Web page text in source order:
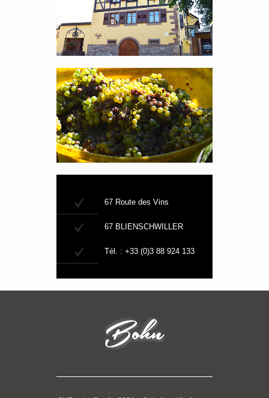
67 Route des Vins
67 BLIENSCHWILLER
Tél. : +33 (0)3 88 924 133